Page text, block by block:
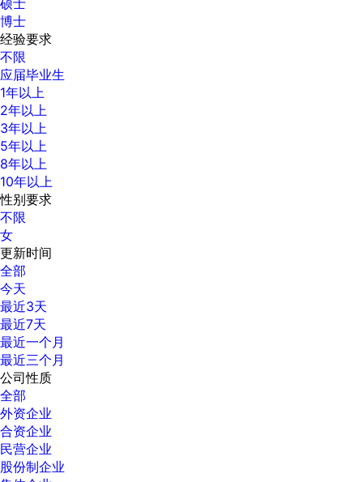
硕士
博士
经验要求
不限
应届毕业生
1年以上
2年以上
3年以上
5年以上
8年以上
10年以上
性别要求
不限
女
更新时间
全部
今天
最近3天
最近7天
最近一个月
最近三个月
公司性质
全部
外资企业
合资企业
民营企业
股份制企业